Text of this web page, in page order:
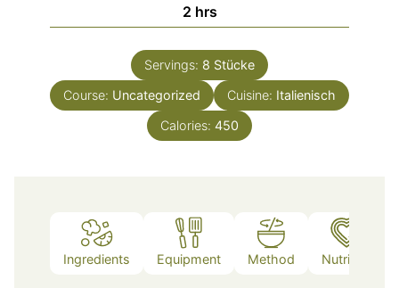
2hours
hrs
Servings: 8 Stücke
Course: Uncategorized Cuisine: Italienisch
Calories: 450
Ingredients Equipment Method Nutrition